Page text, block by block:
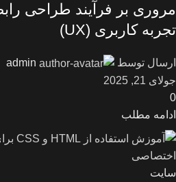
تجربه کاربری (UX)
ارسال توسط
admin
جولای 21, 2025
0
ادامه مطلب
سایت